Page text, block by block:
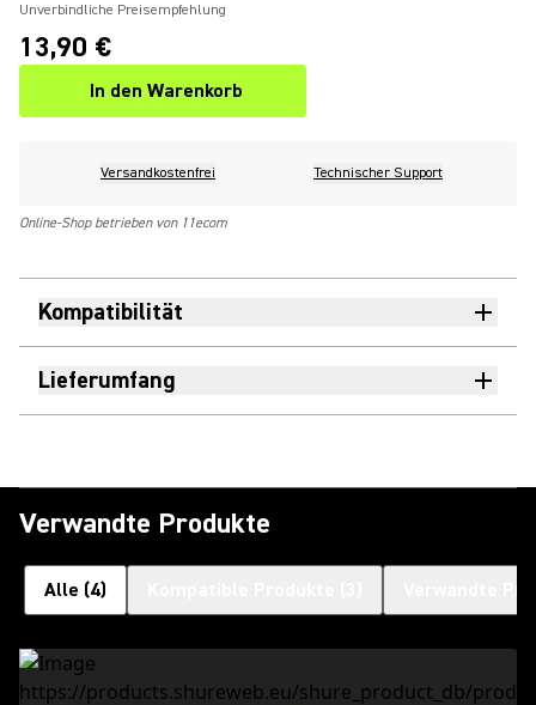
Unverbindliche Preisempfehlung
13,90 €
In den Warenkorb
Versandkostenfrei Technischer Support
Online-Shop betrieben von 11ecom
Kompatibilität
Lieferumfang
Verwandte Produkte
Alle (4)